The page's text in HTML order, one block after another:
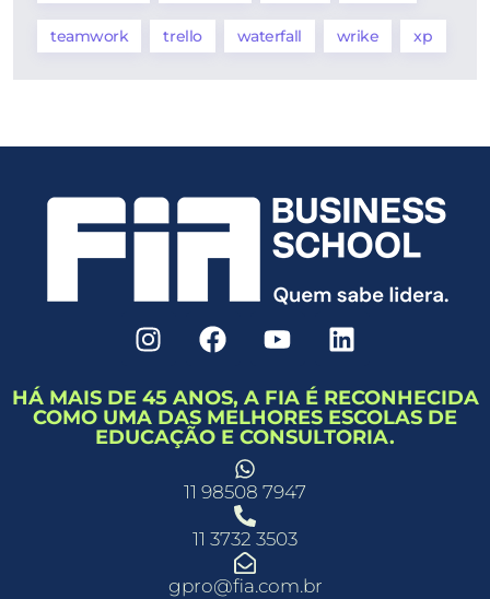
teamwork trello waterfall wrike xp
HÁ MAIS DE 45 ANOS, A FIA É RECONHECIDA
COMO UMA DAS MELHORES ESCOLAS DE
EDUCAÇÃO E CONSULTORIA.
11 98508 7947
11 3732 3503
gpro@fia.com.br